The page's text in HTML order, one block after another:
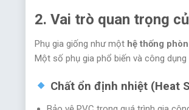
2. Vai trò quan trọng
Phụ gia giống như một hệ thống
Một số phụ gia phổ biến và công dụng
Chất ổn định nhiệt (Heat